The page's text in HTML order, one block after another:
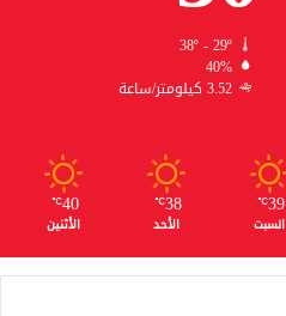
38º - 29º
40%
3.52 كيلومتر/ساعة
39
℃
السبت
38
℃
الأحد
40
℃
الأثنين